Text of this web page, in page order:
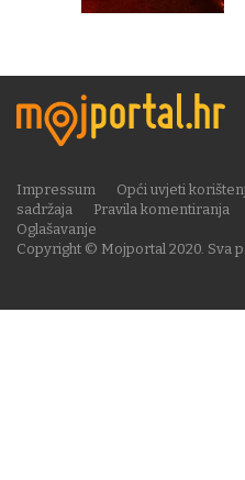
Copyright © Mojportal 2020. Sva
Impressum Opći uvjeti
sadržaja
Pravila komentiranja
Oglašavanje